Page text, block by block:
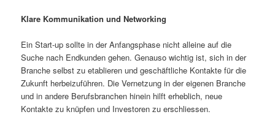
Klare Kommunikation und Networking
Ein Start-up sollte in der Anfangsphase nicht alleine auf die
Suche nach Endkunden gehen. Genauso wichtig ist, sich in der
Branche selbst zu etablieren und geschäftliche Kontakte für die
Zukunft herbeizuführen. Die Vernetzung in der eigenen Branche
und in andere Berufsbranchen hinein hilft erheblich, neue
Kontakte zu knüpfen und Investoren zu erschliessen.